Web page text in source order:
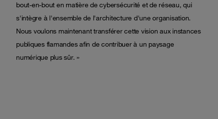
bout-en-bout en matière de cybersécurité et de réseau, qui
s'intègre à l'ensemble de l'architecture d'une organisation.
Nous voulons maintenant transférer cette vision aux instances
publiques flamandes afin de contribuer à un paysage
numérique plus sûr. »